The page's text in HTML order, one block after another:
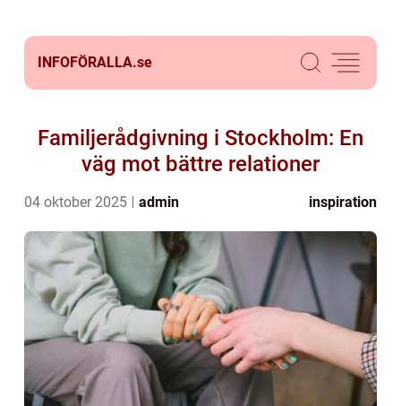
INFOFÖRALLA.se
Familjerådgivning i Stockholm: En
väg mot bättre relationer
04 oktober 2025 admin inspiration